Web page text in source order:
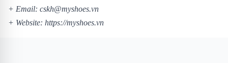
+ Email: cskh@myshoes.vn
+ Website: https://myshoes.vn